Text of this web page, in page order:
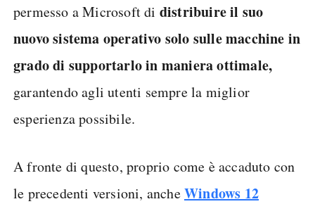
permesso a Microsoft di distribuire il suo
nuovo sistema operativo solo sulle macchine in
grado di supportarlo in maniera ottimale,
garantendo agli utenti sempre la miglior
esperienza possibile.
A fronte di questo, proprio come è accaduto con
le precedenti versioni, ancheWindows 12